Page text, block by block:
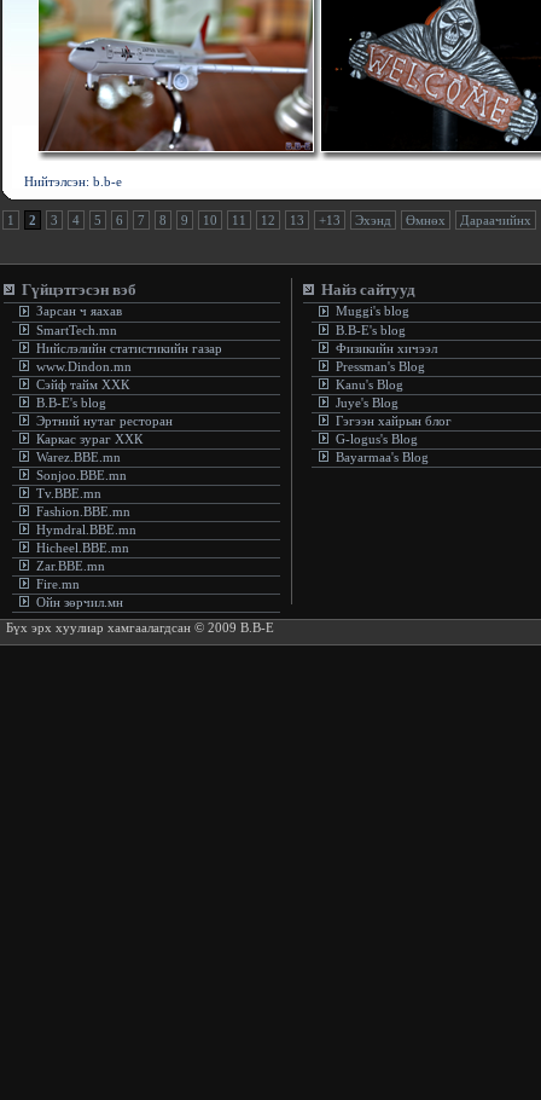
Нийтэлсэн: b.b-e
1 2 3 4 5 6 7 8 9 10 11 12 13 +13 Эхэнд Өмнөх Дараачийнх
Гүйцэтгэсэн вэб
Зарсан ч яахав
SmartTech.mn
Нийслэлийн статистикийн газар
www.Dindon.mn
Сэйф тайм ХХК
B.B-E's blog
Эртний нутаг ресторан
Каркас зураг ХХК
Warez.BBE.mn
Sonjoo.BBE.mn
Tv.BBE.mn
Fashion.BBE.mn
Hymdral.BBE.mn
Hicheel.BBE.mn
Zar.BBE.mn
Fire.mn
Ойн зөрчил.мн
Найз сайтууд
Muggi's blog
B.B-E's blog
Физикийн хичээл
Pressman's Blog
Kanu's Blog
Juye's Blog
Гэгээн хайрын блог
G-logus's Blog
Bayarmaa's Blog
Бүх эрх хуулиар хамгаалагдсан © 2009 B.B-E